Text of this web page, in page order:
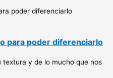
para poder diferenciarlo
textura y de lo mucho que nos